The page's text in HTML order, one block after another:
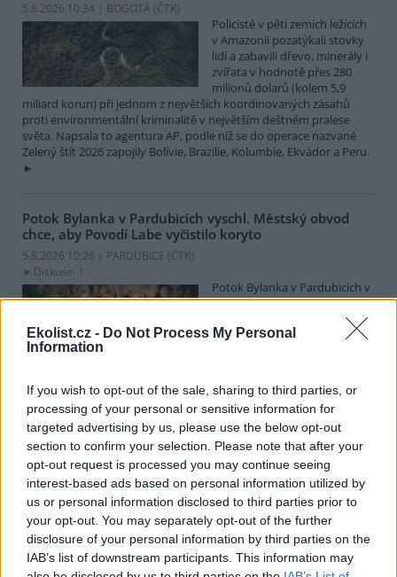
Ekolist.cz - Do Not Process My Personal
Information
If you wish to opt-out of the sale, sharing to third parties, or
processing of your personal or sensitive information for
targeted advertising by us, please use the below opt-out
section to confirm your selection. Please note that after your
opt-out request is processed you may continue seeing
interest-based ads based on personal information utilized by
us or personal information disclosed to third parties prior to
your opt-out. You may separately opt-out of the further
disclosure of your personal information by third parties on the
IAB’s list of downstream participants. This information may
5.8.2026 10:34 | BOGOTÁ (ČTK)
Policisté v pěti zemích ležících
v Amazonii pozatýkali stovky
lidí a zabavili dřevo, minerály i
zvířata v hodnotě přes 280
milionů dolarů (kolem 5,9
miliard korun) při jednom z největších koordinovaných zásahů
proti environmentální kriminalitě v největším deštném pralese
světa. Napsala to agentura AP, podle níž se do operace nazvané
Zelený štít 2026 zapojily Bolívie, Brazílie, Kolumbie, Ekvádor a Peru.
Potok Bylanka v Pardubicích vyschl. Městský obvod
chce, aby Povodí Labe vyčistilo koryto
5.8.2026 10:26 | PARDUBICE (ČTK)
Diskuse: 1
Potok Bylanka v Pardubicích v
důsledku dlouhodobě nízkých
průtoků a suchého počasí
vyschl. Městský obvod VI chce
Povodí Labe. Organizace ale požadavek odmítla s tím, že údržbu
dělala už v červnu a další zásah v tuto chvíli neplánuje, zjistila ČTK.
Červený chce peníze ušetřené za rekultivaci rozdělit
obcím podle původní dohody
5.8.2026 01:29 (ČTK)
Diskuse: 2
Ministr životního prostředí
Igor Červený (Motoristé) chce
peníze, které Severní